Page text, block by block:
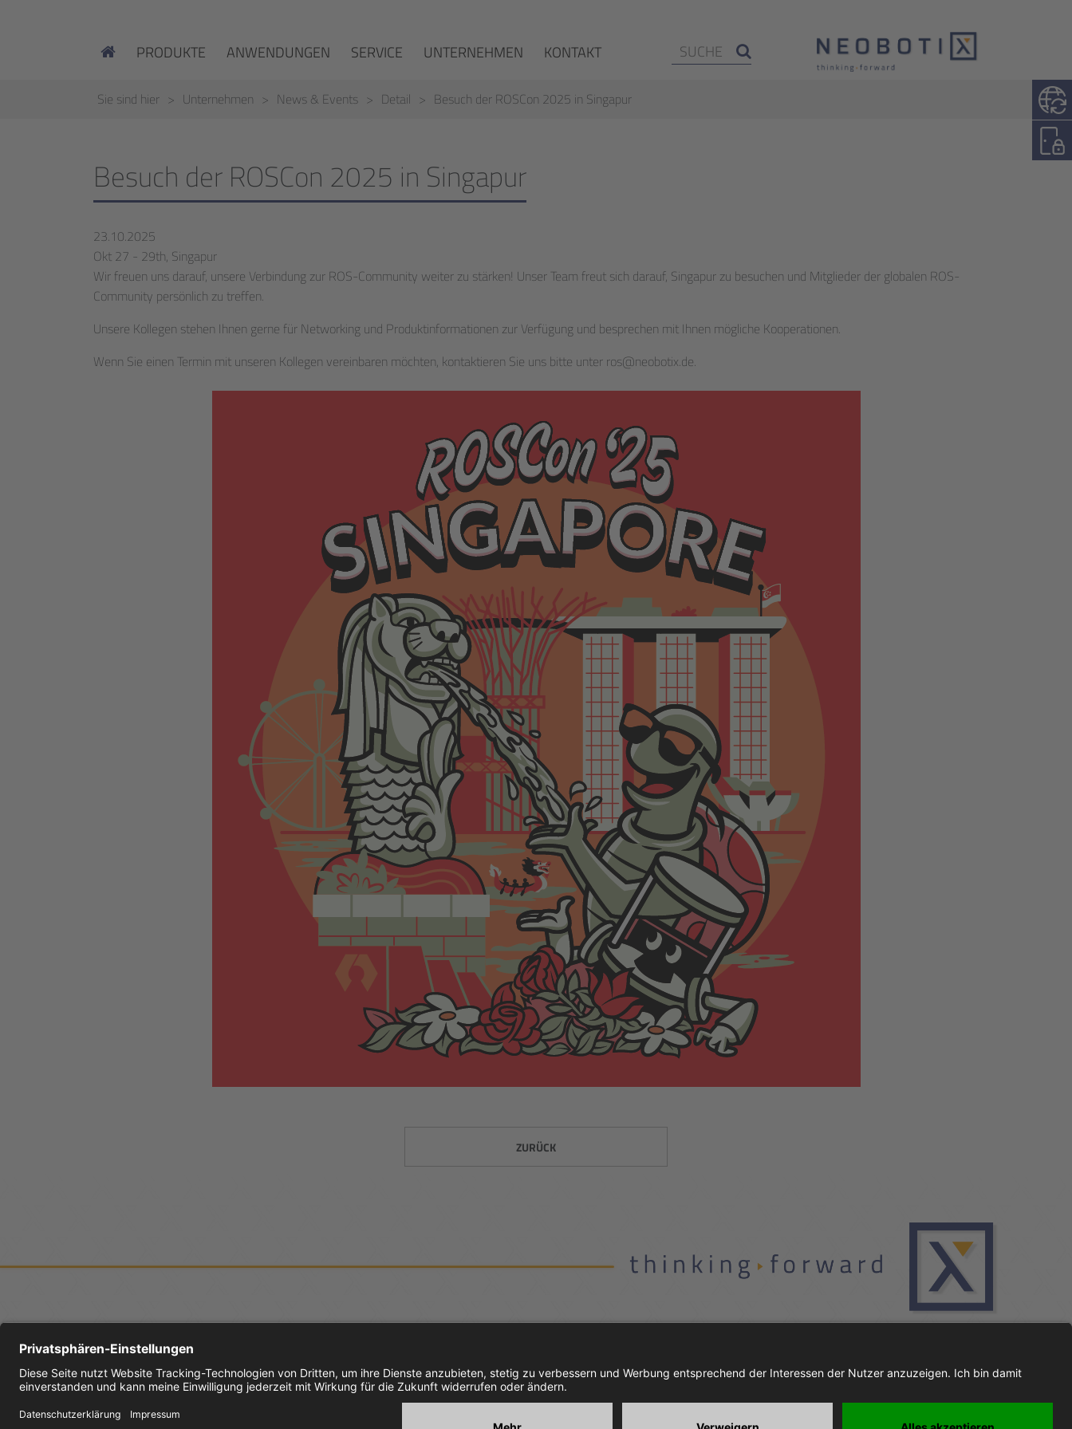
PRODUKTE ANWENDUNGEN SERVICE UNTERNEHMEN KONTAKT
Sie sind hier Unternehmen News & Events Detail Besuch der ROSCon 2025 in Singapur
Besuch der ROSCon 2025 in Singapur
23.10.2025
Okt 27 - 29th, Singapur
Wir freuen uns darauf, unsere Verbindung zur ROS-Community weiter zu stärken! Unser Team freut sich darauf, Singapur zu besuchen und Mitglieder der globalen ROS-
Community persönlich zu treffen.
Unsere Kollegen stehen Ihnen gerne für Networking und Produktinformationen zur Verfügung und besprechen mit Ihnen mögliche Kooperationen.
Wenn Sie einen Termin mit unseren Kollegen vereinbaren möchten, kontaktieren Sie uns bitte unter ros@neobotix.de.
ZURÜCK
JOBS IMPRESSUM DATENSCHUTZ